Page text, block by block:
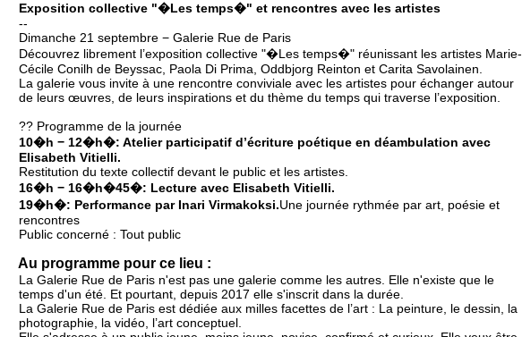
Exposition collective "�Les temps�" et rencontres avec les artistes
--
Dimanche 21 septembre − Galerie Rue de Paris
Découvrez librement l’exposition collective "�Les temps�" réunissant les artistes Marie-
Cécile Conilh de Beyssac, Paola Di Prima, Oddbjorg Reinton et Carita Savolainen.
La galerie vous invite à une rencontre conviviale avec les artistes pour échanger autour
de leurs œuvres, de leurs inspirations et du thème du temps qui traverse l’exposition.
?? Programme de la journée
10�h − 12�h�: Atelier participatif d’écriture poétique en déambulation avec
Elisabeth Vitielli.
Restitution du texte collectif devant le public et les artistes.
16�h − 16�h�45�: Lecture avec Elisabeth Vitielli.
19�h�: Performance par Inari Virmakoksi.Une journée rythmée par art, poésie et
rencontres
Public concerné : Tout public
Au programme pour ce lieu :
La Galerie Rue de Paris n'est pas une galerie comme les autres. Elle n'existe que le
temps d'un été. Et pourtant, depuis 2017 elle s'inscrit dans la durée.
La Galerie Rue de Paris est dédiée aux milles facettes de l’art : La peinture, le dessin, la
photographie, la vidéo, l’art conceptuel.